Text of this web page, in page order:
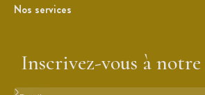
Nos services
Inscrivez-vous à